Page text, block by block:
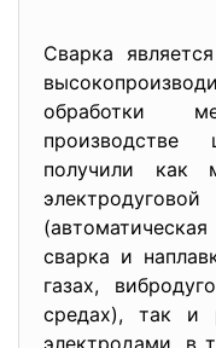
Сварка
обработки
производстве
получили как
сварка и
газах,
средах), так и
электродами, в